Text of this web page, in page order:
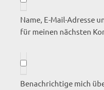
Name, E-Mail-Adresse
für meinen nächsten
Benachrichtige mich